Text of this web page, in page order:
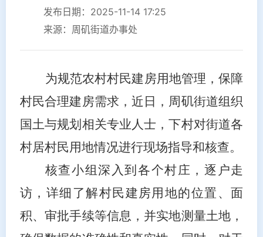
发布日期：2025-11-14 17:25
来源：周矶街道办事处
为规范农村村民建房用地管理，保障
村民合理建房需求，近日，周矶街道组织
国土与规划相关专业人士，下村对街道各
村居村民用地情况进行现场指导和核查。
核查小组深入到各个村庄，逐户走
访，详细了解村民建房用地的位置、面
积、审批手续等信息，并实地测量土地，